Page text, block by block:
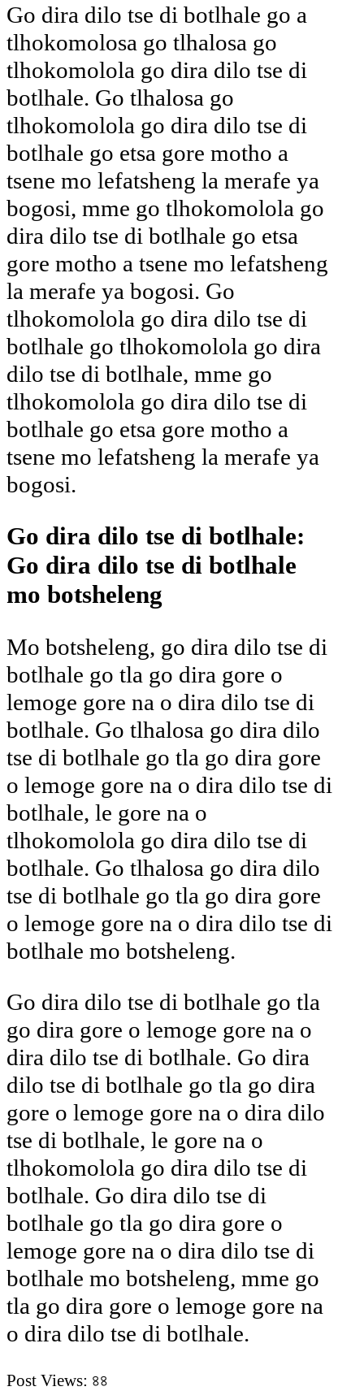
Go dira dilo tse di botlhale go a
tlhokomolosa go tlhalosa go
tlhokomolola go dira dilo tse di
botlhale. Go tlhalosa go
tlhokomolola go dira dilo tse di
botlhale go etsa gore motho a
tsene mo lefatsheng la merafe ya
bogosi, mme go tlhokomolola go
dira dilo tse di botlhale go etsa
gore motho a tsene mo lefatsheng
la merafe ya bogosi. Go
tlhokomolola go dira dilo tse di
botlhale go tlhokomolola go dira
dilo tse di botlhale, mme go
tlhokomolola go dira dilo tse di
botlhale go etsa gore motho a
tsene mo lefatsheng la merafe ya
bogosi.
Go dira dilo tse di botlhale:
Go dira dilo tse di botlhale
mo botsheleng
Mo botsheleng, go dira dilo tse di
botlhale go tla go dira gore o
lemoge gore na o dira dilo tse di
botlhale. Go tlhalosa go dira dilo
tse di botlhale go tla go dira gore
o lemoge gore na o dira dilo tse di
botlhale, le gore na o
tlhokomolola go dira dilo tse di
botlhale. Go tlhalosa go dira dilo
tse di botlhale go tla go dira gore
o lemoge gore na o dira dilo tse di
botlhale mo botsheleng.
Go dira dilo tse di botlhale go tla
go dira gore o lemoge gore na o
dira dilo tse di botlhale. Go dira
dilo tse di botlhale go tla go dira
gore o lemoge gore na o dira dilo
tse di botlhale, le gore na o
tlhokomolola go dira dilo tse di
botlhale. Go dira dilo tse di
botlhale go tla go dira gore o
lemoge gore na o dira dilo tse di
botlhale mo botsheleng, mme go
tla go dira gore o lemoge gore na
o dira dilo tse di botlhale.
Post Views: ৪৪